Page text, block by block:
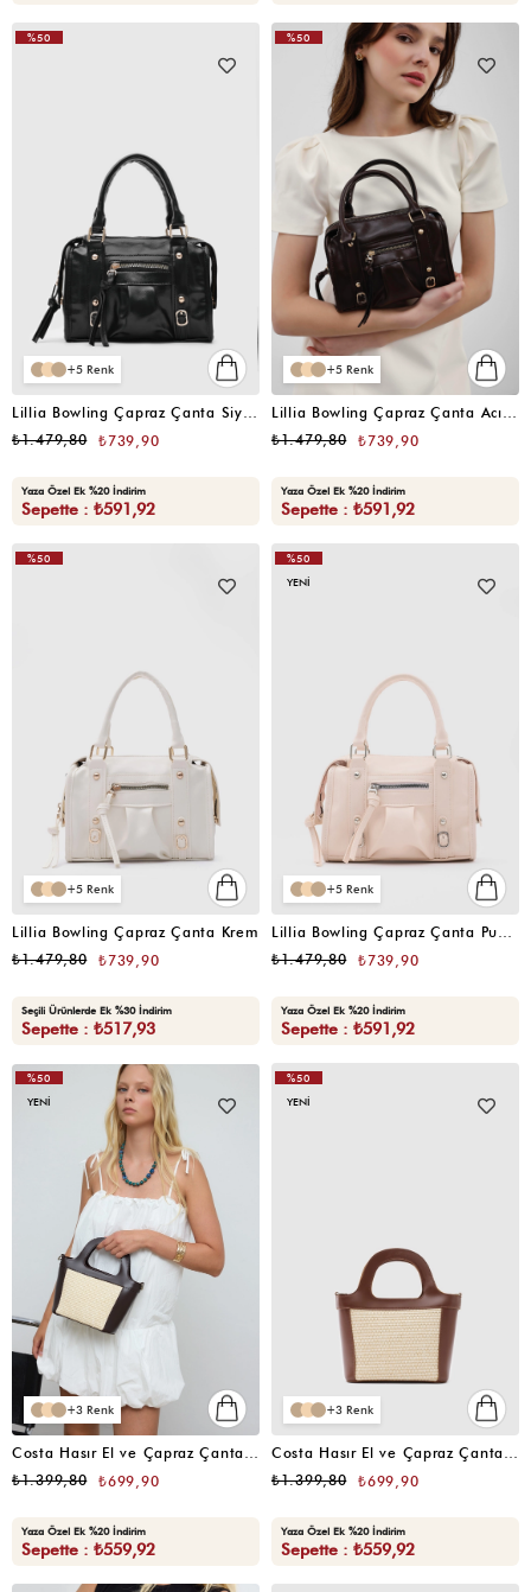
5
₺739,90
₺1.479,80
Yaza Özel Ek %20 İndirim
Sepette : ₺591,92
%50
5
₺739,90
₺1.479,80
Yaza Özel Ek %20 İndirim
Sepette : ₺591,92
%50
5
Lillia Bowling Çapraz Çanta Krem
₺739,90
₺1.479,80
Seçili Ürünlerde Ek %30 İndirim
Sepette : ₺517,93
%50
5
Lillia Bowling Çapraz Çanta Pudra Pembe
₺739,90
₺1.479,80
Yaza Özel Ek %20 İndirim
Sepette : ₺591,92
%50
YENI
3
₺699,90
₺1.399,80
Yaza Özel Ek %20 İndirim
Sepette : ₺559,92
%50
YENI
3
₺699,90
₺1.399,80
Yaza Özel Ek %20 İndirim
Sepette : ₺559,92
%50
YENI